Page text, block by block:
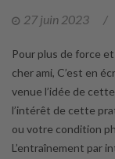
27 juin 2023 /
Pour plus de force
cher ami, C’est en
venue l’idée de
l’intérêt de cette
ou votre condition
L’entraînement par